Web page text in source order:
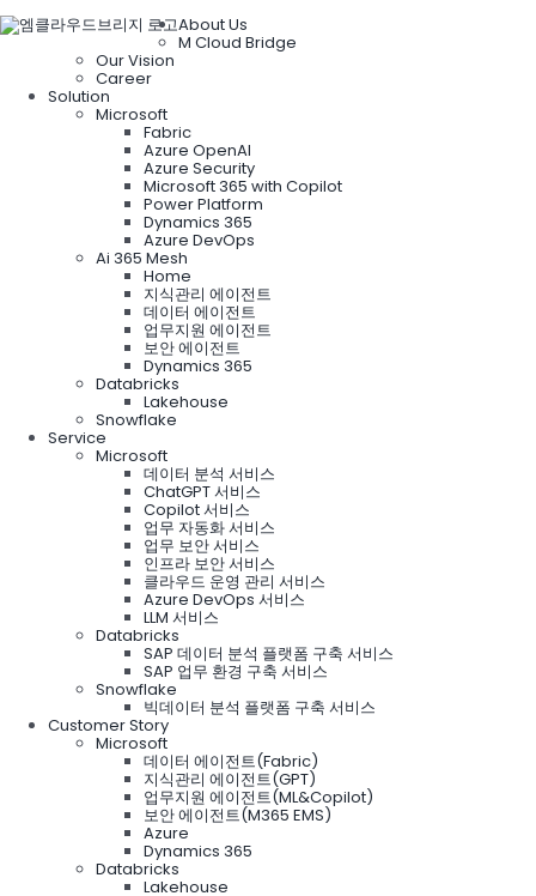
About Us
M Cloud Bridge
Our Vision
Career
Solution
Microsoft
Fabric
Azure OpenAI
Azure Security
Microsoft 365 with Copilot
Power Platform
Dynamics 365
Azure DevOps
Ai 365 Mesh
Home
지식관리 에이전트
데이터 에이전트
업무지원 에이전트
보안 에이전트
Dynamics 365
Databricks
Lakehouse
Snowflake
Service
Microsoft
데이터 분석 서비스
ChatGPT 서비스
Copilot 서비스
업무 자동화 서비스
업무 보안 서비스
인프라 보안 서비스
클라우드 운영 관리 서비스
Azure DevOps 서비스
LLM 서비스
Databricks
SAP 데이터 분석 플랫폼 구축 서비스
SAP 업무 환경 구축 서비스
Snowflake
빅데이터 분석 플랫폼 구축 서비스
Customer Story
Microsoft
데이터 에이전트(Fabric)
지식관리 에이전트(GPT)
업무지원 에이전트(ML&Copilot)
보안 에이전트(M365 EMS)
Azure
Dynamics 365
Databricks
Lakehouse